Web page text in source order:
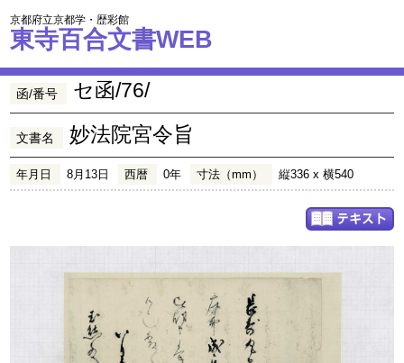
京都府立京都学・歴彩館
東寺百合文書WEB
函/番号 セ函/76/
文書名 妙法院宮令旨
年月日 8月13日 西暦 0年 寸法（mm） 縦336 x 横540